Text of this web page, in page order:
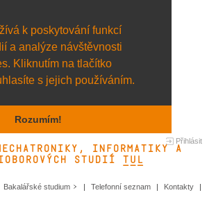
k poskytování funkcí
a analýze návštěvnosti
Kliknutím na tlačítko
s jejich používáním.
Rozumím!
Přihlásit
informatiky a
studií TUL&
Bakalářské studium Telefonní seznam Kontakty